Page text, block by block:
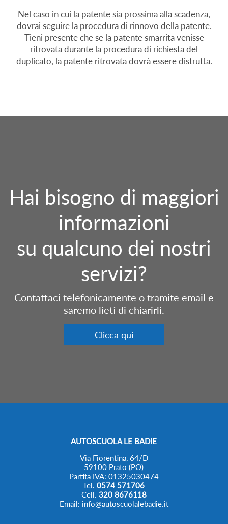
Nel caso in cui la patente sia prossima alla scadenza,
dovrai seguire la procedura di rinnovo della patente.
Tieni presente che se la patente smarrita venisse
ritrovata durante la procedura di richiesta del
duplicato, la patente ritrovata dovrà essere distrutta.
Hai bisogno di maggiori
informazioni
su qualcuno dei nostri
servizi?
Contattaci telefonicamente o tramite email e
saremo lieti di chiarirli.
Clicca qui
AUTOSCUOLA LE BADIE
Via Fiorentina, 64/D
59100 Prato (PO)
Partita IVA: 01325030474
Tel.0574 571706
Cell. 320 8676118
Email: info@autoscuolalebadie.it